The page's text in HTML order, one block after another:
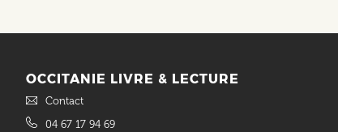
OCCITANIE LIVRE & LECTURE
Contact
04 67 17 94 69